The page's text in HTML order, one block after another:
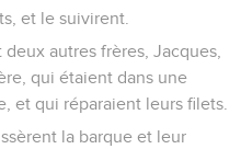
et le suivirent.
autres frères, Jacques,
qui étaient dans une
et qui réparaient leurs filets.
la barque et leur